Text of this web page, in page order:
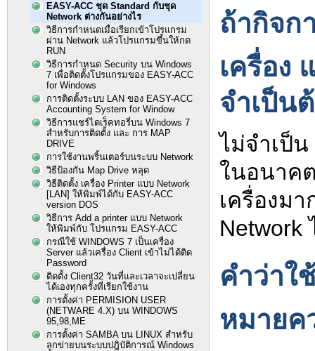
EASY-ACC ชุด Standard กับชุด
Network ต่างกันอย่างไร
วิธีการกำหนดเมื่อเรียกเข้าโปรแกรม
ผ่าน Network แล้วโปรแกรมขึ้นให้กด
RUN
วิธีการกำหนด Security บน Windows
7 เพื่อติดตั้งโปรแกรมของ EASY-ACC
for Windows
การติดตั้งระบบ LAN ของ EASY-ACC
Accounting System for Window
วิธีการแชร์ไดเร็คทอรี่บน Windows 7
สำหรับการติดตั้ง และ การ MAP
DRIVE
การใช้งานพริ้นเตอร์บนระบบ Network
วิธีป้องกัน Map Drive หลุด
วิธีติดตั้ง เครื่อง Printer แบบ Network
[LAN] ให้พิมพ์ได้กับ EASY-ACC
version DOS
วิธีการ Add a printer แบบ Network
ให้พิมพ์กับ โปรแกรม EASY-ACC
กรณีใช้ WINDOWS 7 เป็นเครื่อง
Server แล้วเครื่อง Client เข้าไม่ได้ติด
Password
ติดตั้ง Client32 วันที่และเวลาจะเปลี่ยน
ได้เองทุกครั้งที่เรียกใช้งาน
การตั้งค่า PERMISION USER
(NETWARE 4.X) บน WINDOWS
95,98,ME
การตั้งค่า SAMBA บน LINUX สำหรับ
ลูกข่ายบนระบบปฎิบัติการณ์ Windows
ถ้ากิจก
เครื่อง
จำเป็น
ไม่จำเป็
ในอนาค
เครื่องม
Network
คำว่าใ
หมายค